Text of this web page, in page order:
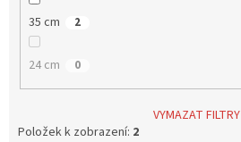
35 cm 2
24 cm 0
VYMAZAT FILTRY
Položek k zobrazení: 2